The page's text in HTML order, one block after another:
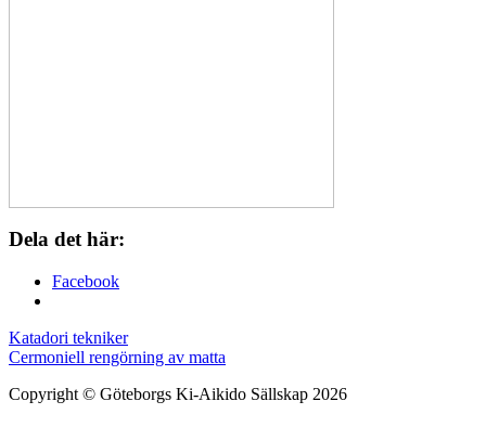
Dela det här:
Facebook
Inläggsnavigering
Katadori tekniker
Cermoniell rengörning av matta
Copyright © Göteborgs Ki-Aikido Sällskap 2026